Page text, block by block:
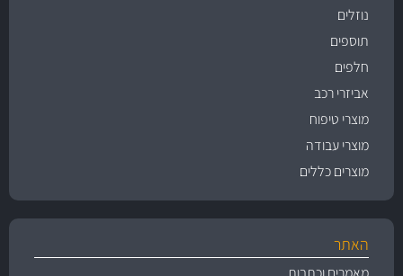
נוזלים
תוספים
חלפים
אביזרי רכב
מוצרי טיפוח
מוצרי עבודה
מוצרים כללים
האתר